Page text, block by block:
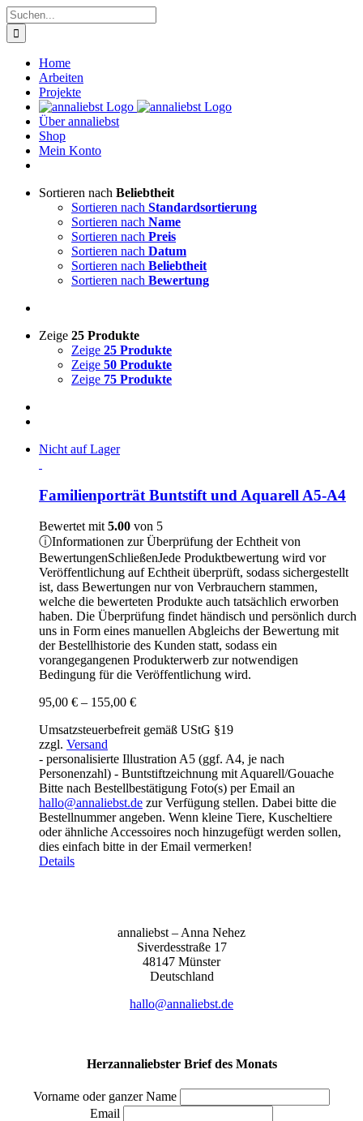
Zum
Inhalt
springen
Suche
nach:
Home
Arbeiten
Projekte
Über annaliebst
Shop
Mein Konto
Sortieren nach Beliebtheit
Sortieren nach Standardsortierung
Sortieren nach Name
Sortieren nach Preis
Sortieren nach Datum
Sortieren nach Beliebtheit
Sortieren nach Bewertung
Zeige 25 Produkte
Zeige 25 Produkte
Zeige 50 Produkte
Zeige 75 Produkte
Nicht auf Lager
Familienporträt Buntstift und Aquarell A5-A4
Bewertet mit5.00 von 5
ⓘInformationen zur Überprüfung der Echtheit von
BewertungenSchließenJede Produktbewertung wird vor
Veröffentlichung auf Echtheit überprüft, sodass sichergestellt
ist, dass Bewertungen nur von Verbrauchern stammen,
welche die bewerteten Produkte auch tatsächlich erworben
haben. Die Überprüfung findet händisch und persönlich durch
uns in Form eines manuellen Abgleichs der Bewertung mit
der Bestellhistorie des Kunden statt, sodass ein
vorangegangenen Produkterwerb zur notwendigen
Bedingung für die Veröffentlichung wird.
95,00 € – 155,00 €Preisspanne:
bis
Umsatzsteuerbefreit gemäß UStG §19
zzgl. Versand
- personalisierte Illustration A5 (ggf. A4, je nach
Personenzahl) - Buntstiftzeichnung mit Aquarell/Gouache
Bitte nach Bestellbestätigung Foto(s) per Email an
hallo@annaliebst.de zur Verfügung stellen. Dabei bitte die
Bestellnummer angeben. Wenn kleine Tiere, Kuscheltiere
oder ähnliche Accessoires noch hinzugefügt werden sollen,
dies einfach bitte in der Email vermerken!
Details
anna­liebst – Anna Nehez
Sive­r­des­stra­ße 17
48147 Müns­ter
Deutsch­land
hallo@annaliebst.de
Herzannaliebster Brief des Monats
Vorname oder ganzer Name
Email